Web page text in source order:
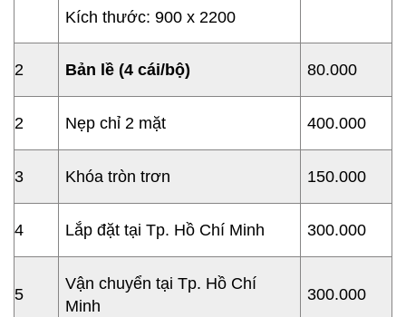
Kích thước: 900 x 2200
2 Bản lề (4 cái/bộ) 80.000
2 Nẹp chỉ 2 mặt 400.000
3 Khóa tròn trơn 150.000
4 Lắp đặt tại Tp. Hồ Chí Minh 300.000
5
Vận chuyển tại Tp. Hồ Chí
Minh
300.000